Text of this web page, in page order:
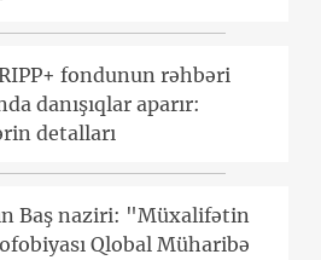
fondunun rəhbəri
danışıqlar aparır:
detalları
Baş naziri: "Müxalifətin
Qlobal Müharibə